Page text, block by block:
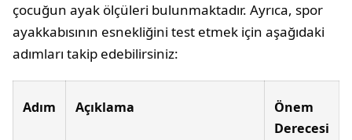
çocuğun ayak ölçüleri bulunmaktadır. Ayrıca, spor
ayakkabısının esnekliğini test etmek için aşağıdaki
adımları takip edebilirsiniz:
Adım Açıklama
Önem
Derecesi